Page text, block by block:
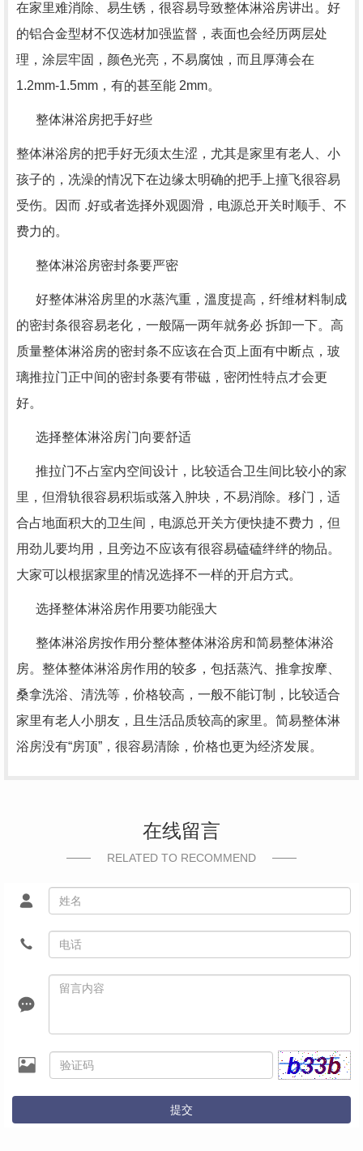
在家里难消除、易生锈，很容易导致整体淋浴房讲出。好
的铝合金型材不仅选材加强监督，表面也会经历两层处
理，涂层牢固，颜色光亮，不易腐蚀，而且厚薄会在
1.2mm-1.5mm，有的甚至能 2mm。
整体淋浴房把手好些
整体淋浴房的把手好无须太生涩，尤其是家里有老人、小
孩子的，冼澡的情况下在边缘太明确的把手上撞飞很容易
受伤。因而 .好或者选择外观圆滑，电源总开关时顺手、不
费力的。
整体淋浴房密封条要严密
好整体淋浴房里的水蒸汽重，溫度提高，纤维材料制成
的密封条很容易老化，一般隔一两年就务必 拆卸一下。高
质量整体淋浴房的密封条不应该在合页上面有中断点，玻
璃推拉门正中间的密封条要有带磁，密闭性特点才会更
好。
选择整体淋浴房门向要舒适
推拉门不占室内空间设计，比较适合卫生间比较小的家
里，但滑轨很容易积垢或落入肿块，不易消除。移门，适
合占地面积大的卫生间，电源总开关方便快捷不费力，但
用劲儿要均用，且旁边不应该有很容易磕磕绊绊的物品。
大家可以根据家里的情况选择不一样的开启方式。
选择整体淋浴房作用要功能强大
整体淋浴房按作用分整体整体淋浴房和简易整体淋浴
房。整体整体淋浴房作用的较多，包括蒸汽、推拿按摩、
桑拿洗浴、清洗等，价格较高，一般不能订制，比较适合
家里有老人小朋友，且生活品质较高的家里。简易整体淋
浴房没有“房顶”，很容易清除，价格也更为经济发展。
在线留言
RELATED TO RECOMMEND
提交